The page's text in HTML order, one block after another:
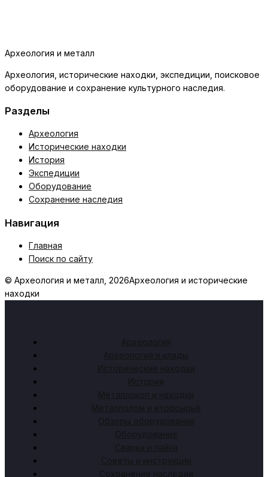
Археология и металл
Археология, исторические находки, экспедиции, поисковое
оборудование и сохранение культурного наследия.
Разделы
Археология
Исторические находки
История
Экспедиции
Оборудование
Сохранение наследия
Навигация
Главная
Поиск по сайту
© Археология и металл, 2026Археология и исторические
находки
Археология
Археология и клады
Исторические находки
История
Металлокоп и находки
Металлолом и вторсырьё
Обзоры оборудования
Оборудование
Сварка и пайка
Советы и инструкции
Сохранение наследия